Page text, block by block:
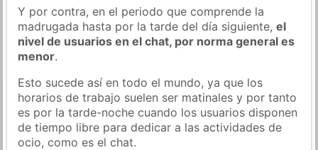
Y por contra, en el periodo que comprende la
madrugada hasta por la tarde del día siguiente,el
nivel de usuarios en el chat, por norma general es
menor.
Esto sucede así en todo el mundo, ya que los
horarios de trabajo suelen ser matinales y por tanto
es por la tarde-noche cuando los usuarios disponen
de tiempo libre para dedicar a las actividades de
ocio, como es el chat.